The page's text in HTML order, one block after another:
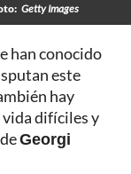
Getty Images
han conocido
este
hay
difíciles y
Georgi